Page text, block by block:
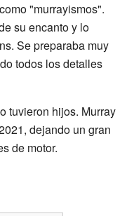
"murrayismos".
su encanto y lo
Se preparaba muy
todos los detalles
tuvieron hijos. Murray
dejando un gran
de motor.